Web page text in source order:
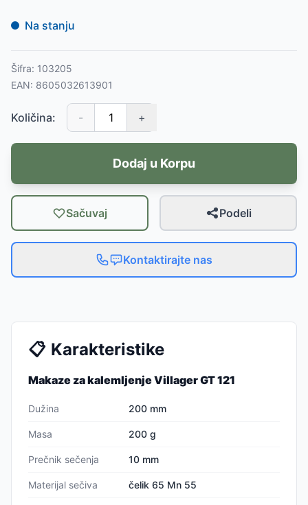
Na stanju
Šifra: 103205
EAN: 8605032613901
Količina: - +
Dodaj u Korpu
Sačuvaj Podeli
Kontaktirajte nas
📋 Karakteristike
Makaze za kalemljenje Villager GT 121
Dužina 200 mm
Masa 200 g
Prečnik sečenja 10 mm
Materijal sečiva čelik 65 Mn 55